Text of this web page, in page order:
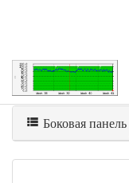
Вы посетили openmpi
Боковая панель